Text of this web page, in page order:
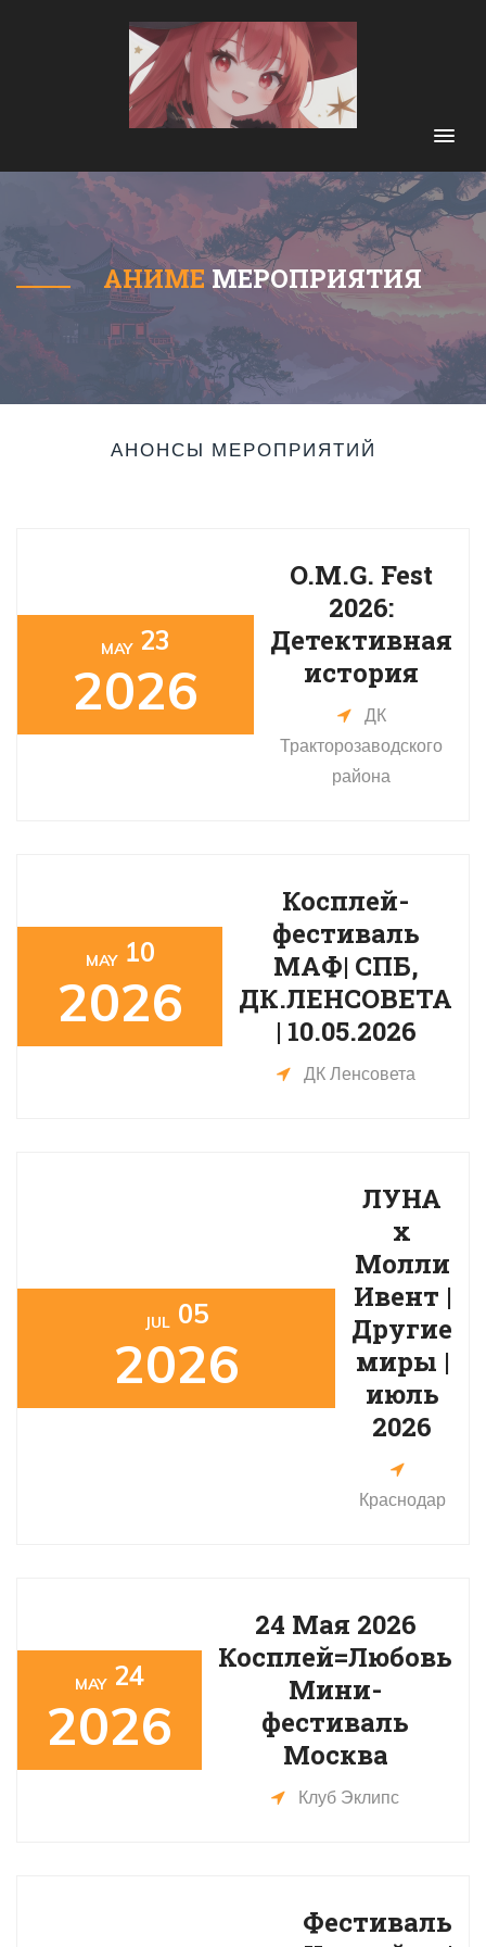
АНИМЕ МЕРОПРИЯТИЯ
АНОНСЫ МЕРОПРИЯТИЙ
MAY 23
2026
O.M.G. Fest
2026:
Детективная
история
ДК
Тракторозаводского
района
MAY 10
2026
Косплей-
фестиваль
MАФ| СПБ,
ДК.ЛЕНСОВЕТА
| 10.05.2026
ДК Ленсовета
JUL 05
2026
ЛУНА
х
Молли
Ивент |
Другие
миры |
июль
2026
Краснодар
MAY 24
2026
24 Мая 2026
Косплей=Любовь
Мини-
фестиваль
Москва
Клуб Эклипс
Фестиваль